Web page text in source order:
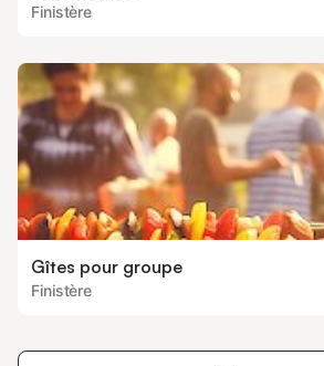
Finistère
Gîtes pour groupe
Finistère